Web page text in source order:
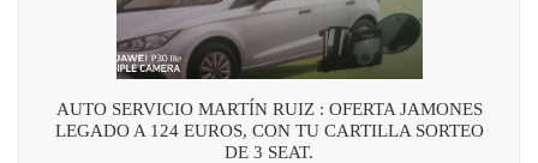
AUTO SERVICIO MARTÍN RUIZ : OFERTA JAMONES
LEGADO A 124 EUROS, CON TU CARTILLA SORTEO
DE 3 SEAT.